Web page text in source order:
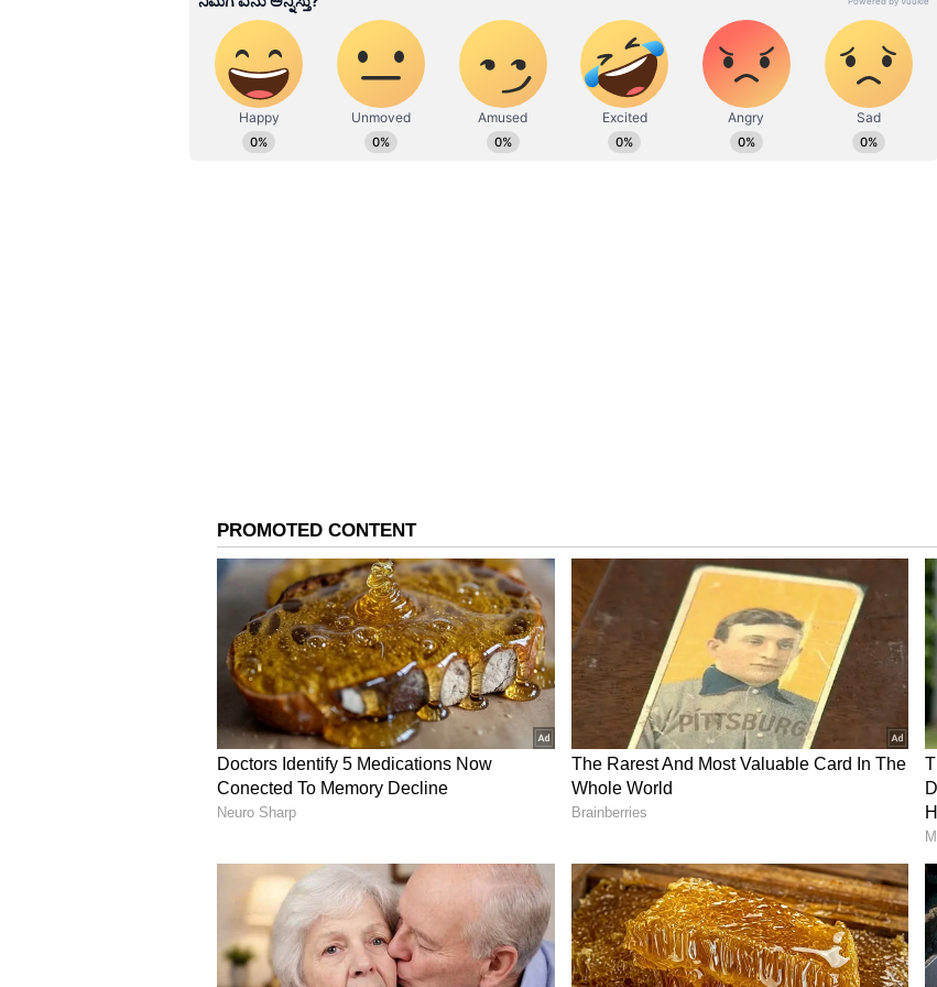
ಸದ್ದು ಮಾಡುತ್ತಿದೆ. ಇವರಿಬ್ಬರೂ ಬಿಗ್​ಬಾಸ್​ಗೆ ಹೋದರೂ ಅದೇನು ದೊಡ್ಡ ವಿಷಯವೇ ಅಲ್ಲ. ಇವರಿಬ್ಬರ
ಕಿತ್ತಾಟ ನೋಡಿ ಮಜಾ ತೆಗೆದುಕೊಳ್ಳುವವರು ಹಲವರು ಇರುವಾಗ, ಇದೇನು ಮಹಾ ವಿಷಯವೇ ಅಲ್ಲ. ಇದರ
ಸುದ್ದಿ ವೈರಲ್​ ಆಗುತ್ತಿದ್ದಂತೆಯೇ ಕೆಲವರು ಈಗ ಬಿಗ್​ಬಾಸ್​ಗೆ ಮಜಾ ಬರುತ್ತದೆ ಎಂದಿದ್ದರೆ, ಇನ್ನು ಕೆಲವರು
ತಾವು ಷೋ ನೋಡುವುದನ್ನು ಬಿಡುವುದಾಗಿ ಹೇಳುತ್ತಿದ್ದಾರೆ.
ಆದರೆ ಇನ್​ಸ್ಟಾಗ್ರಾಮ್​ನಲ್ಲಿ ಈ ಸುದ್ದಿ ವೈರಲ್​ ಆಗುತ್ತಿದ್ದಂತೆಯೇ ನಟಿ ರಾಖಿ ಅವರು ಖುದ್ದು ಸ್ಪಷ್ಟನೆ ಕೊಟ್ಟಿದ್ದಾರೆ.
ಇದು ಸುಳ್ಳು ಸುದ್ದಿ. ನಾನು ದುಬೈನಲ್ಲಿ ಇದ್ದೇನೆ. ನನ್ನ ಹೆಸರು ಹೇಳಿಕೊಂಡು ಆದಿಲ್​ ಖಾನ್​ ಪ್ರಚಾರ
ಗಿಟ್ಟಿಸಿಕೊಳ್ಳಲು ಬಯಸುತ್ತಿದ್ದಾನೆ. ನಾನು ಯಾವುದೇ ಕಾರಣಕ್ಕೂ ಬಿಗ್​ಬಾಸ್​ಗೆ ಹೋಗುತ್ತಿಲ್ಲ. ಈ ಗಾಳಿ
ಸುದ್ದಿಯನ್ನು ನಂಬಬೇಡಿ ಎಂದು ಕಮೆಂಟ್​ ಸೆಕ್ಷನ್​ನಲ್ಲಿ ಹೇಳಿದ್ದಾರೆ. ಅದೇ ಇನ್ನೊಂದೆಡೆ, ನಟಿ ನಾನು ಬಿಗ್​ಬಾಸ್​ಗೆ
ಬರಲು ರೆಡಿ ಆದರೆ ಆದಿಲ್​ ಖಾನ್​ ನನ್ನ ಸುತ್ತಲೂ ಇರಬಾರದು ಎಂದಿದ್ದಾರೆ. ಆದ್ದರಿಂದ ರಾಖಿ ಹೇಳಿಕೆಯಲ್ಲಿ
ಗೊಂದಲವಿದ್ದು, ಏನಾಗುತ್ತದೆ ಎಂದು ಬಿಗ್​ಬಾಸ್​ ಪ್ರೇಮಿಗಳು ಕಾತರದಿಂದ ಕಾಯ್ತಿದ್ದಾರೆ. ಇದೇ ವೇಳೆ ಇನ್ನೋರ್ವ
ಸೆಕ್ಸಿ ನಟಿ ಪೂನಂ ಪಾಂಡೆ ಕೂಡ ಎಂಟ್ರಿ ಕೊಡಲಿದ್ದಾರೆ ಎನ್ನಲಾಗುತ್ತಿದೆ.
ಅದೆಷ್ಟು ನಟಿಯರ ಜೊತೆ ಬೆಡ್​ರೂಂ​, ರೇಪ್​ ಸೀನ್​ ಮಾಡಿರುವೆ, ನಟಿ ತ್ರಿಷಾಗೆ ಕ್ಷಮೆ ಕೇಳಲು ನಂಗೇನು
ಹುಚ್ಚಾ?